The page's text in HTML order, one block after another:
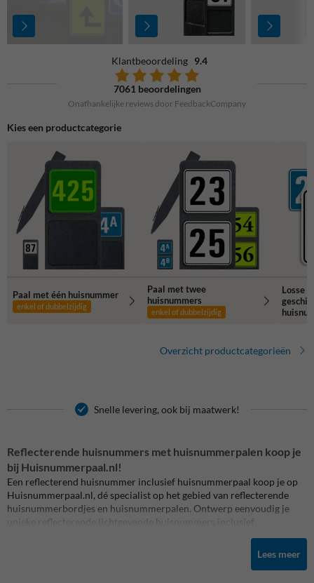
Klantbeoordeling 9.4
7061 beoordelingen
Onafhankelijke reviews door FeedbackCompany
Kies een productcategorie
Paal met één huisnummer
enkel of dubbelzijdig
Paal met twee
huisnummers
enkel of dubbelzijdig
Losse
Overzicht productcategorieën
Snelle levering, ook bij maatwerk!
Reflecterende huisnummers met huisnummerpalen koop je
bij Huisnummerpaal.nl!
Een reflecterend huisnummer inclusief huisnummerpaal koop je op
Huisnummerpaal.nl, dé specialist op het gebied van reflecterende
huisnummerbordjes en huisnummerpalen. Ontwerp eenvoudig je
unieke reflecterende lichtgevende huisnummers inclusief
zichtbaar zijn voor bijvoorbeeld hulpdiensten. Je kunt onze
huisnummerpalen ook eenvoudig toepassen in combinatie met
Lees meer